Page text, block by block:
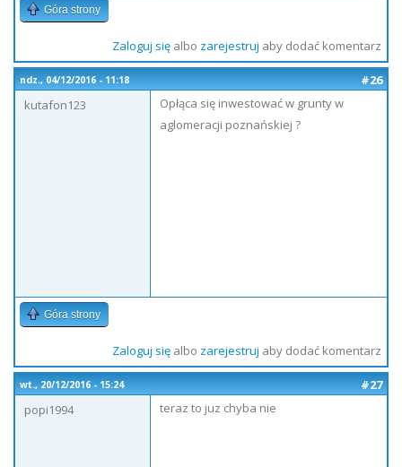
Góra strony
Zaloguj sięalbo zarejestruj aby dodać komentarz
ndz., 04/12/2016 - 11:18
#26
kutafon123
Opłąca się inwestować w grunty w
aglomeracji poznańskiej ?
Góra strony
Zaloguj sięalbo zarejestruj aby dodać komentarz
wt., 20/12/2016 - 15:24
#27
popi1994
teraz to juz chyba nie